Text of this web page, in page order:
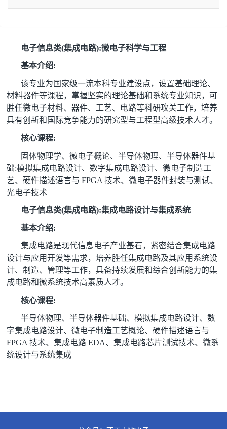
电子信息类(集成电路):微电子科学与工程
基本介绍:
该专业为国家级一流本科专业建设点，设置基础理论、
材料器件等课程，掌握坚实的理论基础和系统专业知识，可
胜任微电子材料、器件、工艺、电路等科研攻关工作，培养
具有创新和国际竞争能力的研究型与工程型高级技术人才。
核心课程:
固体物理学、微电子概论、半导体物理、半导体器件基
础:模拟集成电路设计、数字集成电路设计、微电子制造工
艺、硬件描述语言与 FPGA 技术、微电子器件封装与测试、
光电子技术
电子信息类(集成电路):集成电路设计与集成系统
基本介绍:
集成电路是现代信息电子产业基石，紧密结合集成电路
设计与应用开发等需求，培养胜任集成电路及其应用系统设
计、制造、管理等工作，具备持续发展和综合创新能力的集
成电路和微系统技术高素质人才。
核心课程:
半导体物理、半导体器件基础、模拟集成电路设计、数
字集成电路设计、微电子制造工艺概论、硬件描述语言与
FPGA 技术、集成电路 EDA、集成电路芯片测试技术、微系
统设计与系统集成